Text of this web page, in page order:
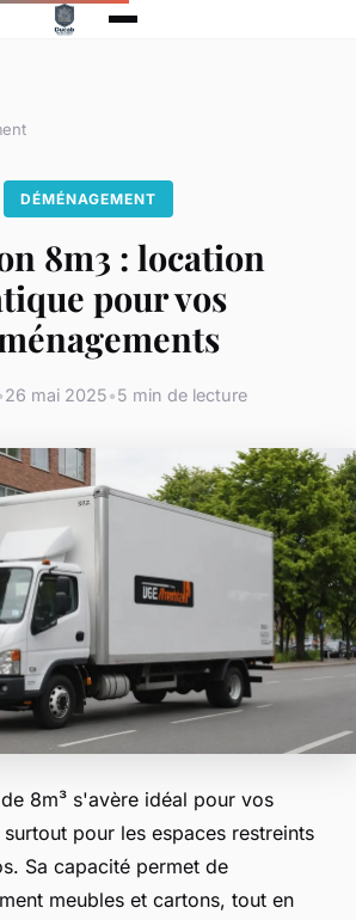
DÉMÉNAGEMENT
8m3 : location
pour vos
26 mai 2025•5 min de lecture
8m³ s'avère idéal pour vos
pour les espaces restreints
Sa capacité permet de
meubles et cartons, tout en